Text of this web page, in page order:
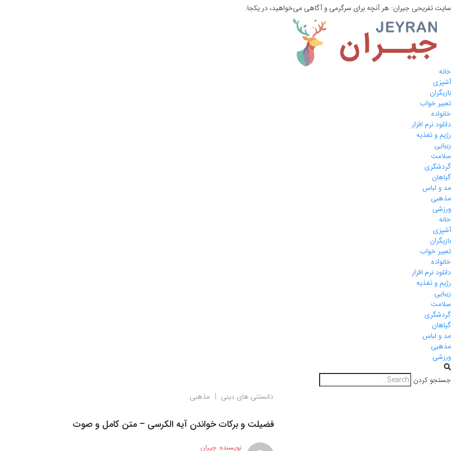
سایت تفریحی جیران: هر آنچه برای سرگرمی و آگاهی می‌خواهید، در یکجا.
خانه
آشپزی
بازیگران
تعبیر خواب
خانواده
دانلود نرم افزار
رژیم و تغذیه
زیبایی
سلامت
گردشگری
گیاهان
مد و لباس
مذهبی
ورزشی
خانه
آشپزی
بازیگران
تعبیر خواب
خانواده
دانلود نرم افزار
رژیم و تغذیه
زیبایی
سلامت
گردشگری
گیاهان
مد و لباس
مذهبی
ورزشی
جستجو کردن
دانستنی های دینی
مذهبی
فضیلت و برکات خواندن آیه الکرسی – متن کامل و صوت
نویسنده: جیران